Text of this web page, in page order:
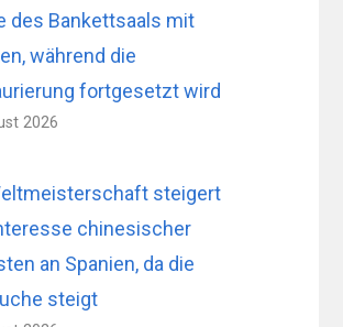
des Bankettsaals mit
während die
fortgesetzt wird
2026
steigert
chinesischer
an Spanien, da die
steigt